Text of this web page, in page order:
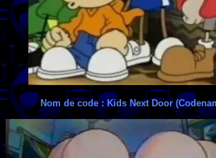
Nom de code : Kids Next Door